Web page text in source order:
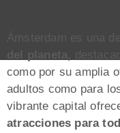
Ámsterdam es una de
del planeta,
como por su amplia
adultos como para
vibrante capital
atracciones para